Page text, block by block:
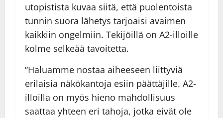
utopistista kuvaa siitä, että puolentoista
tunnin suora lähetys tarjoaisi avaimen
kaikkiin ongelmiin. Tekijöillä on A2-illoille
kolme selkeää tavoitetta.
“Haluamme nostaa aiheeseen liittyviä
erilaisia näkökantoja esiin päättäjille. A2-
illoilla on myös hieno mahdollisuus
saattaa yhteen eri tahoja, jotka eivät ole